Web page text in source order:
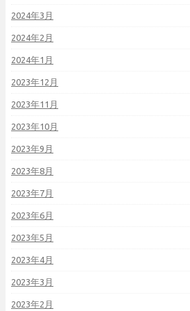
2024年3月
2024年2月
2024年1月
2023年12月
2023年11月
2023年10月
2023年9月
2023年8月
2023年7月
2023年6月
2023年5月
2023年4月
2023年3月
2023年2月